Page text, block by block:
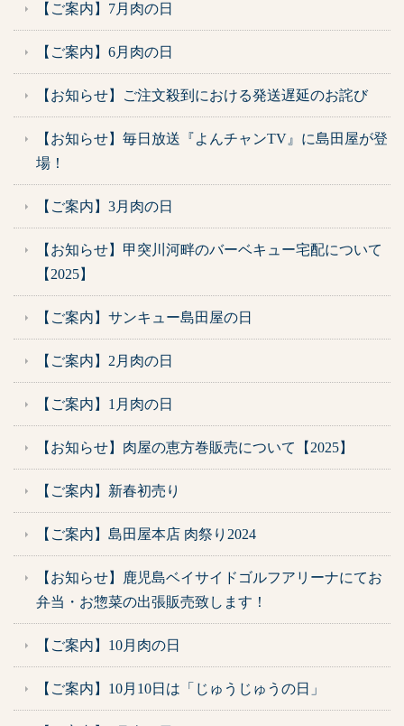
【ご案内】7月肉の日
【ご案内】6月肉の日
【お知らせ】ご注文殺到における発送遅延のお詫び
【お知らせ】毎日放送『よんチャンTV』に島田屋が登
場！
【ご案内】3月肉の日
【お知らせ】甲突川河畔のバーベキュー宅配について
【2025】
【ご案内】サンキュー島田屋の日
【ご案内】2月肉の日
【ご案内】1月肉の日
【お知らせ】肉屋の恵方巻販売について【2025】
【ご案内】新春初売り
【ご案内】島田屋本店 肉祭り2024
【お知らせ】鹿児島ベイサイドゴルフアリーナにてお
弁当・お惣菜の出張販売致します！
【ご案内】10月肉の日
【ご案内】10月10日は「じゅうじゅうの日」